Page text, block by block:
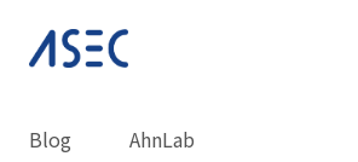
Blog AhnLab